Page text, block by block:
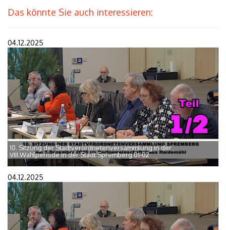
Das könnte Sie auch interessieren:
04.12.2025
10. Sitzung der Stadtverordnetenversammlung in der
VIII.Wahlperiode in der Stadt Spremberg 01-02
04.12.2025